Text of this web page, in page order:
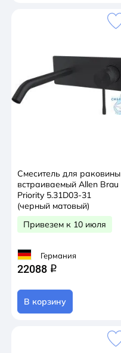
Смеситель для раковины
встраиваемый Allen Brau
Priority 5.31D03-31
(черный матовый)
Привезем к 10 июля
Германия
22088 q
В корзину